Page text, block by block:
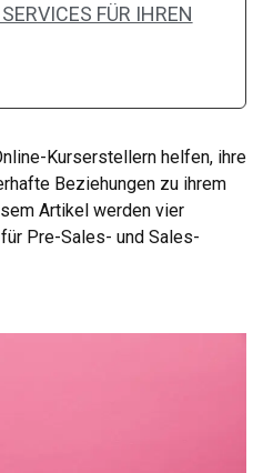
FÜR IHREN
Kurserstellern helfen, ihre
Beziehungen zu ihrem
Artikel werden vier
Pre-Sales- und Sales-